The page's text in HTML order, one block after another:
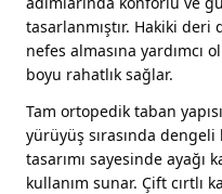
tasarlanmıştır. Hakiki deri
nefes almasına yardımcı
boyu rahatlık sağlar.
Tam ortopedik taban
yürüyüş sırasında dengeli
tasarımı sayesinde
kullanım sunar. Çift cırtlı